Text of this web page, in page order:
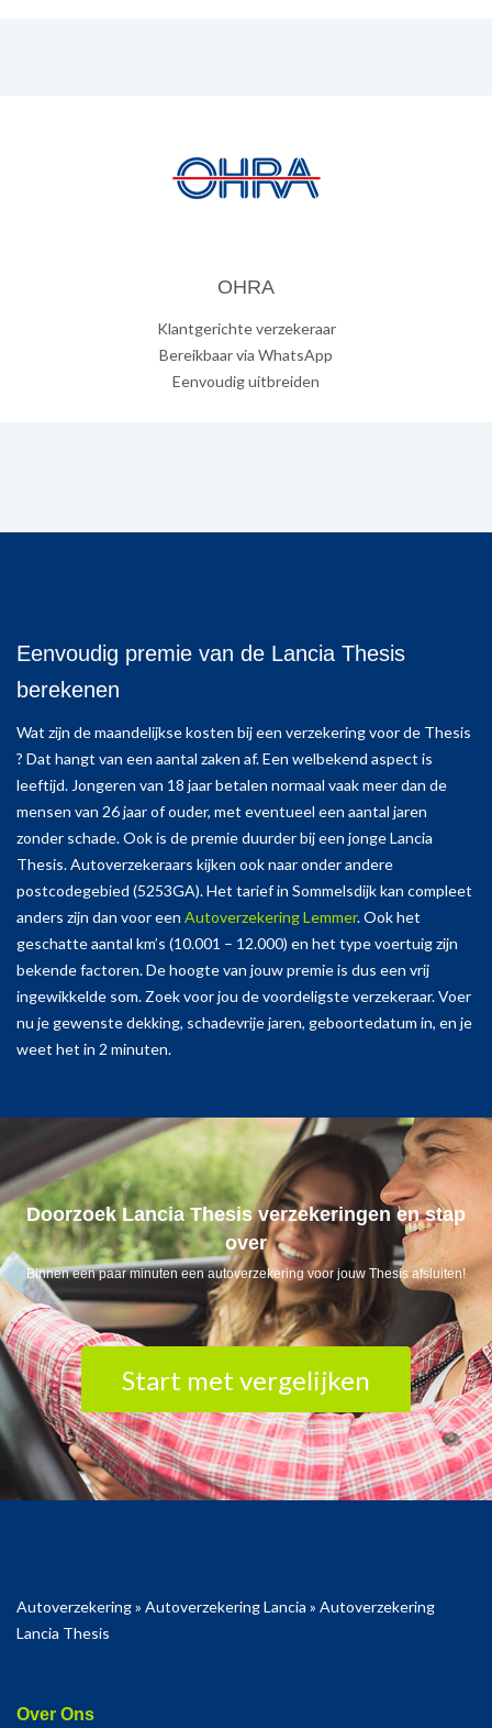
OHRA
Klantgerichte verzekeraar
Bereikbaar via WhatsApp
Eenvoudig uitbreiden
Eenvoudig premie van de Lancia Thesis
berekenen
Wat zijn de maandelijkse kosten bij een verzekering voor de Thesis
? Dat hangt van een aantal zaken af. Een welbekend aspect is
leeftijd. Jongeren van 18 jaar betalen normaal vaak meer dan de
mensen van 26 jaar of ouder, met eventueel een aantal jaren
zonder schade. Ook is de premie duurder bij een jonge Lancia
Thesis. Autoverzekeraars kijken ook naar onder andere
postcodegebied (5253GA). Het tarief in Sommelsdijk kan compleet
anders zijn dan voor een Autoverzekering Lemmer. Ook het
geschatte aantal km’s (10.001 – 12.000) en het type voertuig zijn
bekende factoren. De hoogte van jouw premie is dus een vrij
ingewikkelde som. Zoek voor jou de voordeligste verzekeraar. Voer
nu je gewenste dekking, schadevrije jaren, geboortedatum in, en je
weet het in 2 minuten.
Doorzoek Lancia Thesis verzekeringen en stap
over
Binnen een paar minuten een autoverzekering voor jouw Thesis afsluiten!
Start met vergelijken
Autoverzekering» Autoverzekering Lancia » Autoverzekering
Lancia Thesis
Over Ons